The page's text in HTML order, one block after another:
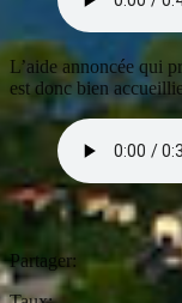
L’aide annoncée qui
est donc bien
Partager: